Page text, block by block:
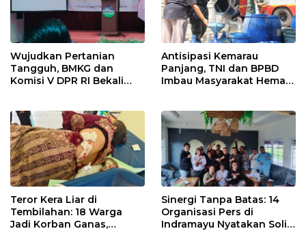
Wujudkan Pertanian
Tangguh, BMKG dan
Komisi V DPR RI Bekali
Antisipasi Kemarau
Panjang, TNI dan BPBD
Imbau Masyarakat Hemat
Teror Kera Liar di
Tembilahan: 18 Warga
Jadi Korban Ganas,
Sinergi Tanpa Batas: 14
Organisasi Pers di
Indramayu Nyatakan Solid